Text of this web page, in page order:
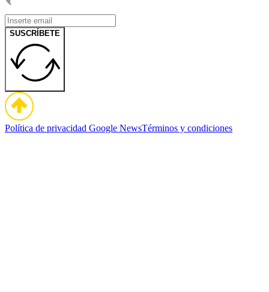
SUSCRÍBETE
Política de privacidad Google NewsTérminos y condiciones